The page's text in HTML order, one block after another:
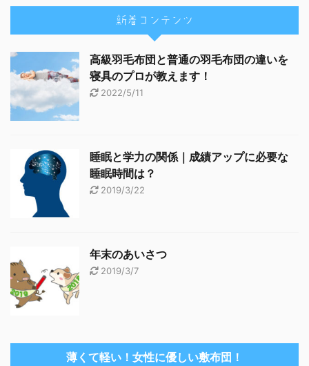
新着コンテンツ
高級羽毛布団と普通の羽毛布団の違いを
寝具のプロが教えます！
2022/5/11
睡眠と学力の関係｜成績アップに必要な
睡眠時間は？
2019/3/22
年末のあいさつ
2019/3/7
薄くて軽い！女性に優しい敷布団！